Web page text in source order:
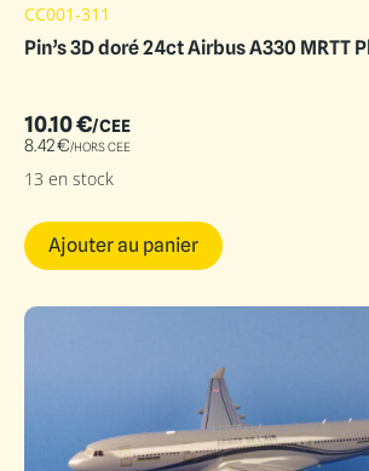
CC001-311
Pin’s 3D doré 24ct Airbus A330 MRTT
10.10€/CEE
8.42€/HORS CEE
13 en stock
Ajouter au panier